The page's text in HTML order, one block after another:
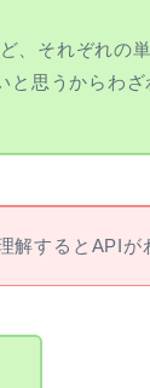
、それぞれの
と思うからわざ
解するとAPIが